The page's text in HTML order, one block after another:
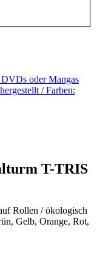
oder Mangas
/ Farben:
T-TRIS
Rollen / ökologisch
Gelb, Orange, Rot,